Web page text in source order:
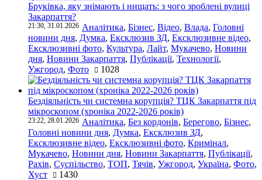
Бруківка, яку знімають і нищать: з чого зроблені вулиці
Закарпаття?
21:30, 31.01.2026 Аналітика, Бізнес, Відео, Влада, Головні
новини дня, Думка, Ексклюзив ЗД, Ексклюзивне відео,
Ексклюзивні фото, Культура, Лайт, Мукачево, Новини
дня, Новини Закарпаття, Публікації, Технології,
Ужгород, Фото 1028
Бездіяльність чи системна корупція? ТЦК Закарпаття під
мікроскопом (хроніка 2022-2026 років)
23:22, 28.01.2026 Аналітика, Без кордонів, Берегово, Бізнес,
Головні новини дня, Думка, Ексклюзив ЗД,
Ексклюзивне відео, Ексклюзивні фото, Кримінал,
Мукачево, Новини дня, Новини Закарпаття, Публікації,
Рахів, Суспільство, ТОП, Тячів, Ужгород, Україна, Фото,
Хуст
1430